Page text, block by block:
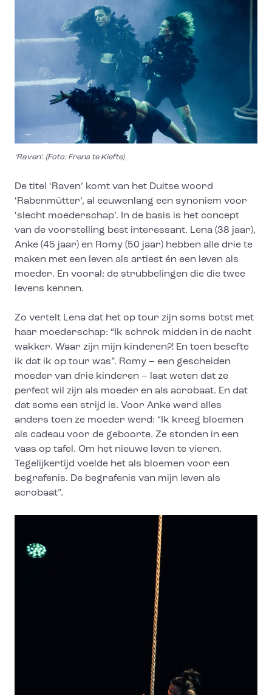
‘Raven’. (Foto: Frens te Kiefte)
De titel ‘Raven’ komt van het Duitse woord
‘Rabenmütter’, al eeuwenlang een synoniem voor
‘slecht moederschap’. In de basis is het concept
van de voorstelling best interessant. Lena (38 jaar),
Anke (45 jaar) en Romy (50 jaar) hebben alle drie te
maken met een leven als artiest én een leven als
moeder. En vooral: de strubbelingen die die twee
levens kennen.
Zo vertelt Lena dat het op tour zijn soms botst met
haar moederschap: “Ik schrok midden in de nacht
wakker. Waar zijn mijn kinderen?! En toen besefte
ik dat ik op tour was”. Romy – een gescheiden
moeder van drie kinderen – laat weten dat ze
perfect wil zijn als moeder en als acrobaat. En dat
dat soms een strijd is. Voor Anke werd alles
anders toen ze moeder werd: “Ik kreeg bloemen
als cadeau voor de geboorte. Ze stonden in een
vaas op tafel. Om het nieuwe leven te vieren.
Tegelijkertijd voelde het als bloemen voor een
begrafenis. De begrafenis van mijn leven als
acrobaat”.